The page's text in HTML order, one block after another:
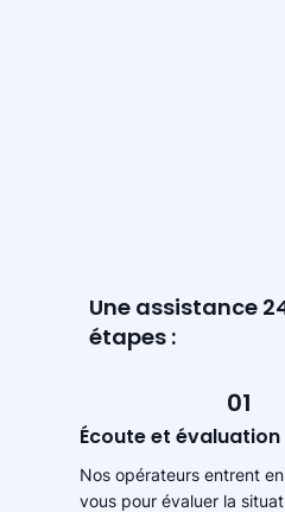
Une assistance
étapes :
01
Écoute et évaluation
Nos opérateurs entrent
vous pour évaluer la